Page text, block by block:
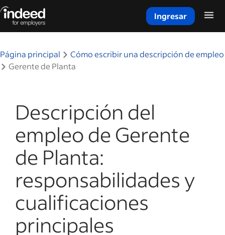
Ingresar
Página principal
Cómo escribir una descripción de empleo
Gerente de Planta
Descripción del
empleo de Gerente
de Planta:
responsabilidades y
cualificaciones
principales